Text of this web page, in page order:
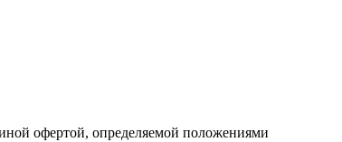
офертой, определяемой положениями